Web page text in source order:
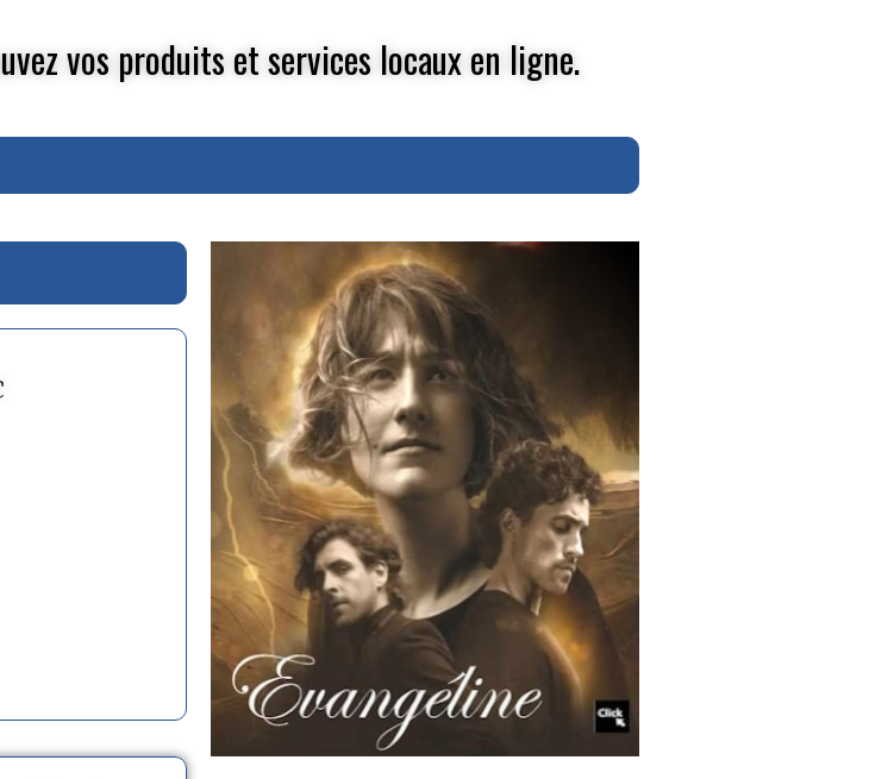
vos produits et services locaux en ligne.